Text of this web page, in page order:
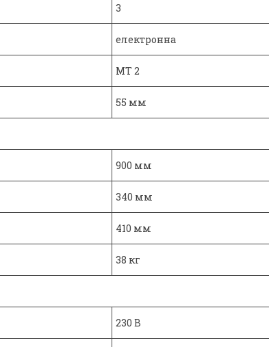
3
електронна
MT 2
55 мм
900 мм
340 мм
410 мм
38 кг
230 В